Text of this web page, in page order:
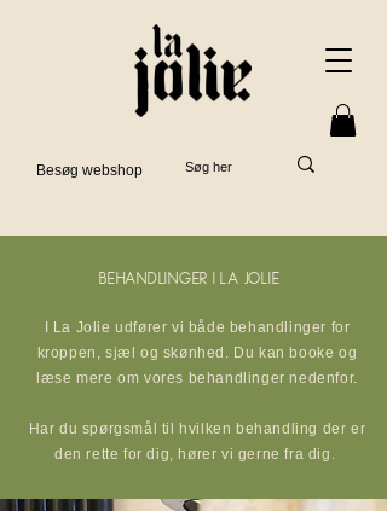
Besøg webshop
Behandlinger i La Jolie
I La Jolie udfører vi både behandlinger for
kroppen, sjæl og skønhed. Du kan booke og
læse mere om vores behandlinger nedenfor.
Har du spørgsmål til hvilken behandling der er
den rette for dig, hører vi gerne fra dig.